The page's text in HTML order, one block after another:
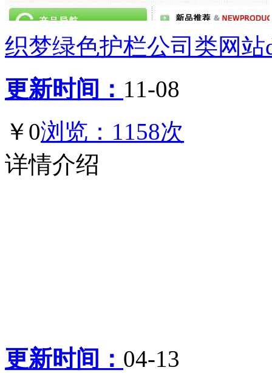
织梦绿色护栏公司类网站
更新时间： 11-08
￥0浏览：1158次
详情介绍
更新时间： 04-13